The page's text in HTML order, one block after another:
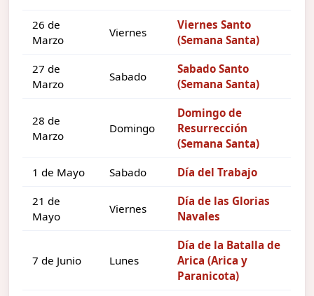
26 de
Marzo
Viernes
Viernes Santo
(Semana Santa)
27 de
Marzo
Sabado
Sabado Santo
(Semana Santa)
28 de
Marzo
Domingo
Domingo de
Resurrección
(Semana Santa)
1 de Mayo Sabado Día del Trabajo
21 de
Mayo
Viernes
Día de las Glorias
Navales
7 de Junio Lunes
Día de la Batalla de
Arica (Arica y
Paranicota)